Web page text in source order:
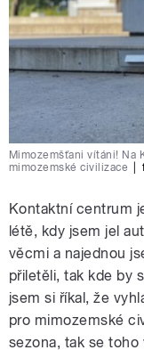
Mimozemšťani vítáni! Na
mimozemské civilizace
Kontaktní centrum
létě, kdy jsem jel
věcmi a najednou
přiletěli, tak kde by
jsem si říkal, že
pro mimozemské
sezona, tak se toho